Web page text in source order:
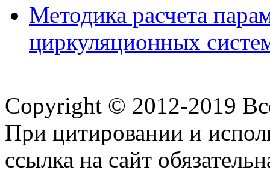
Методика расчета
циркуляционных
Copyright © 2012-2019
При цитировании и
ссылка на сайт